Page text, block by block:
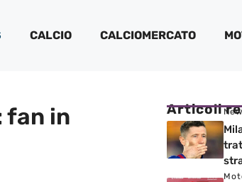
CALCIO CALCIOMERCATO
fan in
Articoli